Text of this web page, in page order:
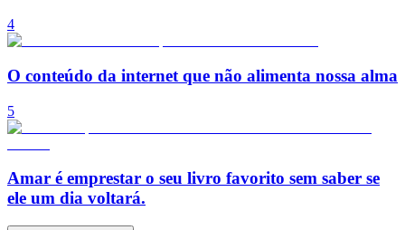
4
O conteúdo da internet que não alimenta nossa alma
5
Amar é emprestar o seu livro favorito sem saber se
ele um dia voltará.